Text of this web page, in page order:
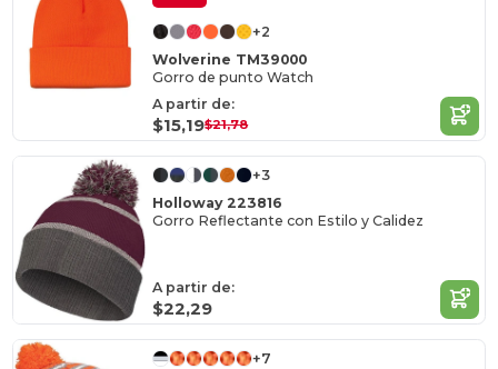
+2
Wolverine TM39000
Gorro de punto Watch
A partir de:
$15,19$21,78
+3
Holloway 223816
Gorro Reflectante con Estilo y Calidez
A partir de:
$22,29
+7